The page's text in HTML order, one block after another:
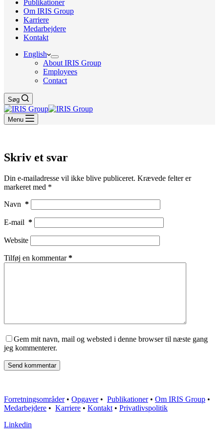
Publikationer
Om IRIS Group
Karriere
Medarbejdere
Kontakt
English
About IRIS Group
Employees
Contact
Søg
Menu
Skriv et svar
Din e-mailadresse vil ikke blive publiceret. Krævede felter er
markeret med *
Navn *
E-mail *
Website
Tilføj en kommentar*
Gem mit navn, mail og websted i denne browser til næste gang
jeg kommenterer.
Send kommentar
Forretningsområder• Opgaver• Publikationer• Om IRIS Group •
Medarbejdere • Karriere • Kontakt • Privatlivspolitik
Linkedin